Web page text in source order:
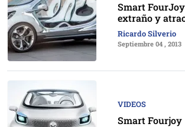
Smart
extraño y
Ricardo Silverio
Septiembre 04 , 2013
VIDEOS
Smart Fourjoy